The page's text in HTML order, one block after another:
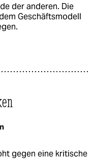
der anderen. Die
Geschäftsmodell
gegen eine kritische